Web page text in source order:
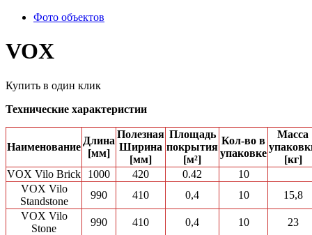
Фото объектов
VOX
Купить в один клик
Технические характеристии
Наименование
Длина
[мм]
Полезная
Ширина
[мм]
Площадь
покрытия
[м²]
Кол-вo в
упаковке
Масса
[кг]
VOX Vilo Brick
1000 420 0.42
10
VOX Vilo
Standstone
990 410 0,4 10
15,8
VOX Vilo
Stone
990 410 0,4 10 23